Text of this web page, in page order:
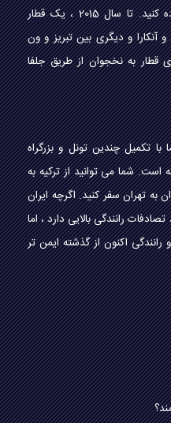
یکی از OTA های ایرانی نیز استفاده کنید. تا سال 2015 ، یک قطار
و دیگری بین تبریز و ون
قطار به نخجوان از طریق جلفا
با تکمیل چندین تونل و بزرگراه
شما می توانید از ترکیه به
به تهران سفر کنید. اگرچه ایران
رانندگی بالایی دارد ، اما
اکنون از گذشته ایمن تر